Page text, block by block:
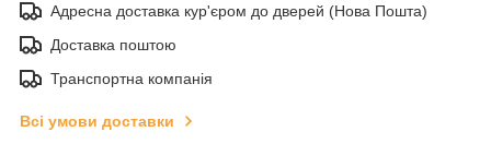
Адресна доставка кур'єром до дверей (Нова Пошта)
Доставка поштою
Транспортна компанія
Всі умови доставки